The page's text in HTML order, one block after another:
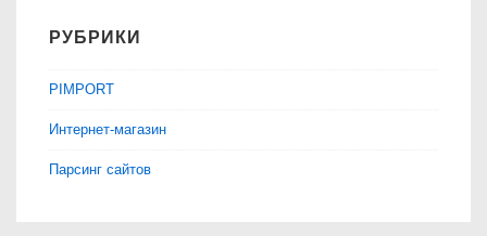
РУБРИКИ
PIMPORT
Интернет-магазин
Парсинг сайтов